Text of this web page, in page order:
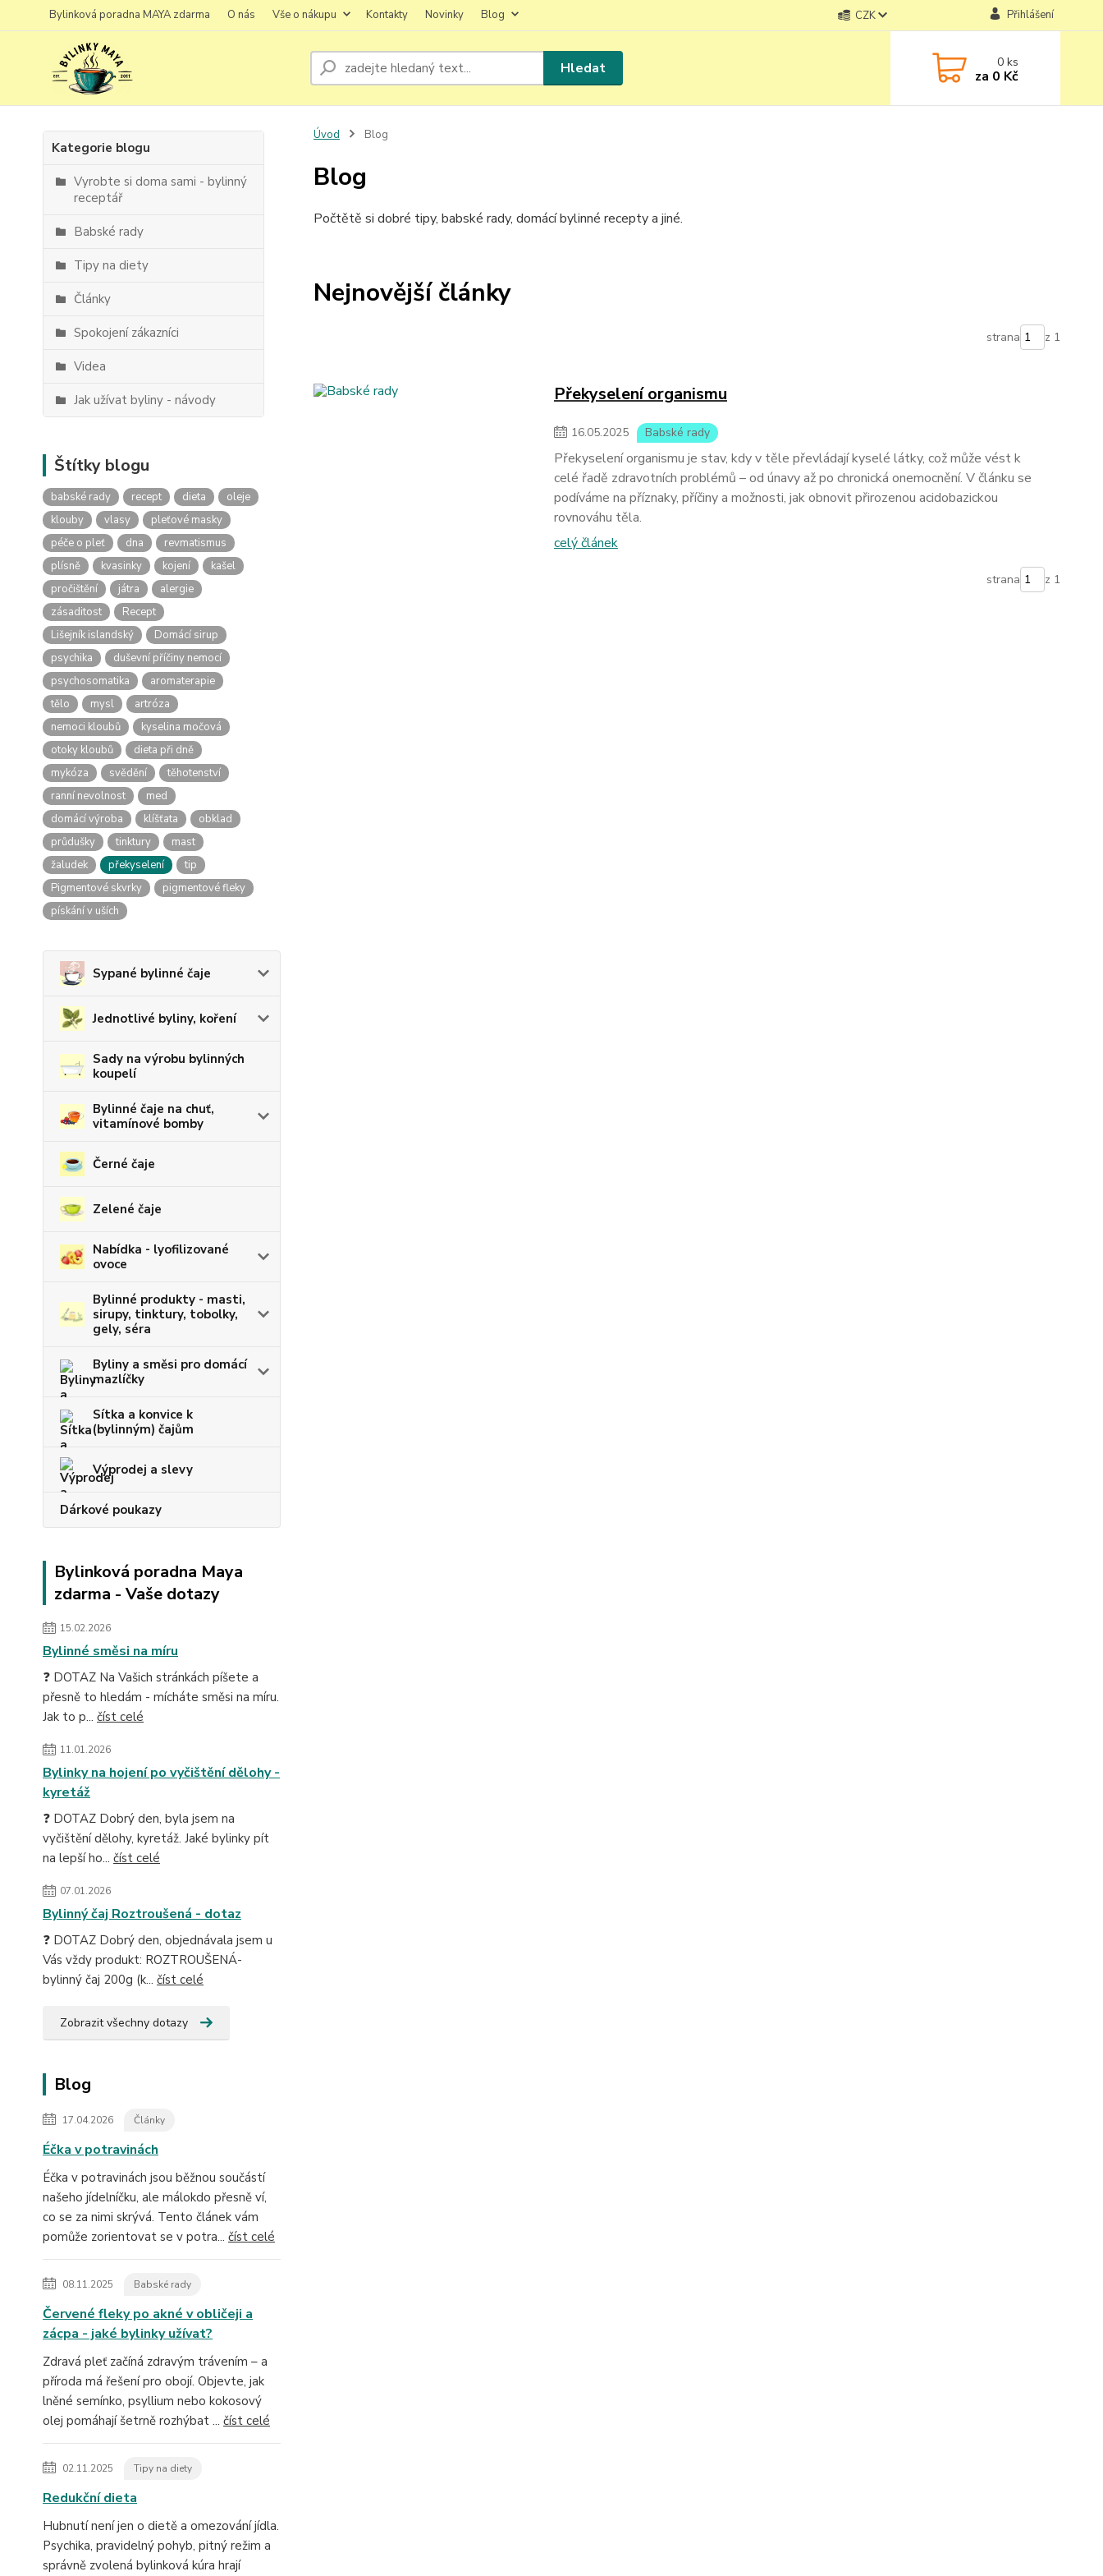
Bylinková poradna MAYA zdarma O nás Vše o nákupu Kontakty Novinky Blog CZK Přihlášení
Hledat 0ks
za 0 Kč
Kategorie blogu
Vyrobte si doma sami - bylinný
receptář
Babské rady
Tipy na diety
Články
Spokojení zákazníci
Videa
Jak užívat byliny - návody
Štítky blogu
babské rady recept dieta
oleje
klouby
vlasy
pleťové masky
péče o pleť
dna
revmatismus
plísně
kvasinky kojení
kašel
pročištění
játra
alergie
zásaditost
Recept
Lišejník islandský
Domácí sirup
psychika
duševní příčiny nemocí
psychosomatika
aromaterapie
tělo
mysl
artróza
nemoci kloubů
kyselina močová
otoky kloubů
dieta při dně
mykóza
svědění
těhotenství
ranní nevolnost
med
domácí výroba
klíšťata
obklad
průdušky
tinktury
mast
žaludek
překyselení
tip
Pigmentové skvrky
pigmentové fleky
pískání v uších
Sypané bylinné čaje
Jednotlivé byliny, koření
Sady na výrobu bylinných
koupelí
Bylinné čaje na chuť,
vitamínové bomby
Černé čaje
Zelené čaje
Nabídka - lyofilizované
ovoce
Bylinné produkty - masti,
sirupy, tinktury, tobolky,
gely, séra
Byliny a směsi pro domácí
mazlíčky
Sítka a konvice k
(bylinným) čajům
Výprodej a slevy
Dárkové poukazy
Bylinková poradna Maya
zdarma - Vaše dotazy
15.02.2026
Bylinné směsi na míru
❓ DOTAZ Na Vašich stránkách píšete a
přesně to hledám - mícháte směsi na míru.
Jak to p... číst celé
11.01.2026
Bylinky na hojení po vyčištění dělohy -
kyretáž
❓ DOTAZ Dobrý den, byla jsem na
vyčištění dělohy, kyretáž. Jaké bylinky pít
na lepší ho... číst celé
07.01.2026
Bylinný čaj Roztroušená - dotaz
❓ DOTAZ Dobrý den, objednávala jsem u
Vás vždy produkt: ROZTROUŠENÁ-
bylinný čaj 200g (k... číst celé
Zobrazit všechny dotazy
Blog
17.04.2026 Články
Éčka v potravinách
Éčka v potravinách jsou běžnou součástí
našeho jídelníčku, ale málokdo přesně ví,
co se za nimi skrývá. Tento článek vám
pomůže zorientovat se v potra... číst celé
08.11.2025 Babské rady
Červené fleky po akné v obličeji a
zácpa - jaké bylinky užívat?
Zdravá pleť začíná zdravým trávením – a
příroda má řešení pro obojí. Objevte, jak
lněné semínko, psyllium nebo kokosový
olej pomáhají šetrně rozhýbat ... číst celé
02.11.2025 Tipy na diety
Redukční dieta
Hubnutí není jen o dietě a omezování jídla.
Psychika, pravidelný pohyb, pitný režim a
správně zvolená bylinková kúra hrají
Úvod Blog
Blog
Počtětě si dobré tipy, babské rady, domácí bylinné recepty a jiné.
Nejnovější články
strana z 1
Překyselení organismu
16.05.2025 Babské rady
Překyselení organismu je stav, kdy v těle převládají kyselé látky, což může vést k
celé řadě zdravotních problémů – od únavy až po chronická onemocnění. V článku se
podíváme na příznaky, příčiny a možnosti, jak obnovit přirozenou acidobazickou
rovnováhu těla.
celý článek
strana z 1